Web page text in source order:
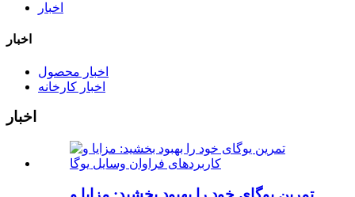
اخبار
اخبار
اخبار محصول
اخبار کارخانه
اخبار